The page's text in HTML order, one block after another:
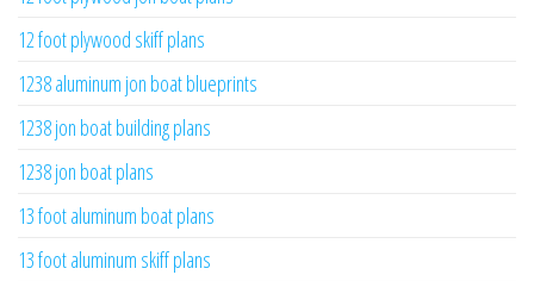
12 foot plywood skiff plans
1238 aluminum jon boat blueprints
1238 jon boat building plans
1238 jon boat plans
13 foot aluminum boat plans
13 foot aluminum skiff plans